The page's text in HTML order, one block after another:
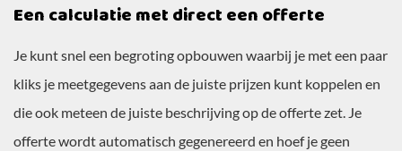
Een calculatie met direct een offerte
Je kunt snel een begroting opbouwen waarbij je met een paar
kliks je meetgegevens aan de juiste prijzen kunt koppelen en
die ook meteen de juiste beschrijving op de offerte zet. Je
offerte wordt automatisch gegenereerd en hoef je geen